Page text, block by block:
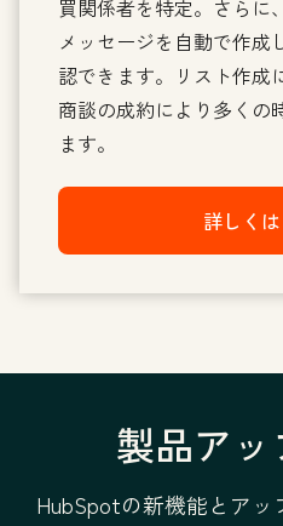
買関係者を特定。さらに
メッセージを自動で作成
認できます。リスト作成
商談の成約により多くの
ます。
詳しく
製品アッ
HubSpotの新機能とア